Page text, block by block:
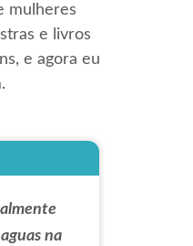
mulheres
e livros
e agora eu
na